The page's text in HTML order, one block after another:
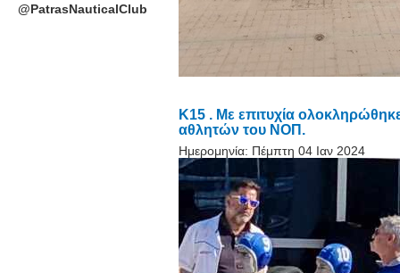
@PatrasNauticalClub
Κ15 . Με επιτυχία
αθλητών του ΝΟΠ.
Ημερομηνία: Πέμπτη 04 Ιαν 2024